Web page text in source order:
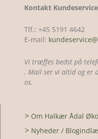
Kontakt Kundeservice
Tlf.: +45 5191 4642
E-mail:
Vi træffes bedst på
. Mail ser vi altid og er
os.
> Om Halkær Ådal
> Nyheder /